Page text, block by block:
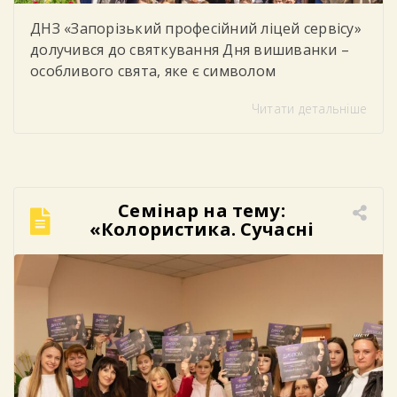
ДНЗ «Запорізький професійний ліцей сервісу»
долучився до святкування Дня вишиванки –
особливого свята, яке є символом
українського народу та любові до рідної
орнаменти, різноманіття кольорів та
унікальні візерунки створили в закладі […]
Читати детальніше
Семінар на тему:
«Колористика. Сучасні
техніки фарбування».